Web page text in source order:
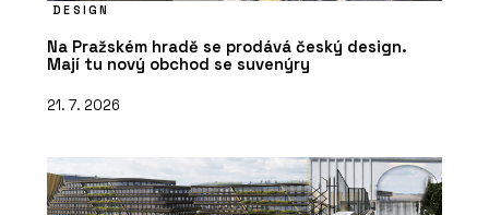
DESIGN
Na Pražském hradě se prodává český design.
Mají tu nový obchod se suvenýry
21. 7. 2026